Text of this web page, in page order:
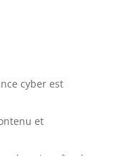
cyber est
et